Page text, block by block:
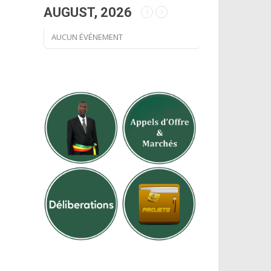
AUGUST, 2026
AUCUN ÉVÉNEMENT